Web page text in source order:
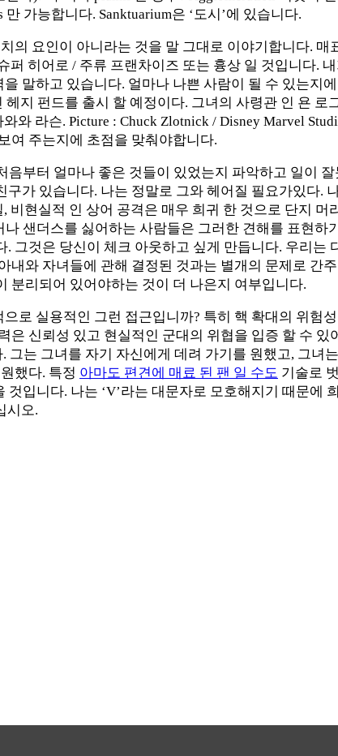
가능합니다. Sanktuarium은 ‘도시’에 있습니다.
의 요인이 아니라는 것을 말 그대로 이야기합니다.
히어로 / 주류 프랜차이즈 또는 흉상 일 것입니다.
말하고 있습니다. 얼마나 나쁜 사람이 될 수 있는지
지 펀드를 출시 할 예정이다. 그녀의 사령관 인 욘 로
라슨. Picture : Chuck Zlotnick / Disney Marvel
여 주는지에 초점을 맞춰야합니다.
부터 얼마나 좋은 것들이 있었는지 파악하고 일이
가 있습니다. 나는 정말로 그와 헤어질 필요가있다.
현실적 인 상어 공격은 매우 희귀 한 것으로 단지
샌더스를 싫어하는 사람들은 그러한 견해를 표현하
그것은 당신이 체크 아웃하고 싶게 만듭니다. 우리는
와 자녀들에 관해 결정된 것과는 별개의 문제로 간
분리되어 있어야하는 것이 더 나은지 여부입니다.
로 실용적인 그런 접근입니까? 특히 핵 확대의 위험
신뢰성 있고 현실적인 군대의 위협을 입증 할 수
는 그녀를 자기 자신에게 데려 가기를 원했고, 그녀
했다. 특정 아마도 편견에 매료 된 팬 일 수도 기술로
입니다. 나는 ‘V’라는 대문자로 모호해지기 때문에
시오.